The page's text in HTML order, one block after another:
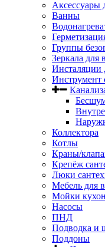
Аксессуары
Ванны
Группы
Зеркала для
Инсталяции
Инструмент
Коллектора
Котлы
Краны/
Крепёж
Люки
Мебель для
Мойки
Насосы
ПНД
Подводка и
Поддоны